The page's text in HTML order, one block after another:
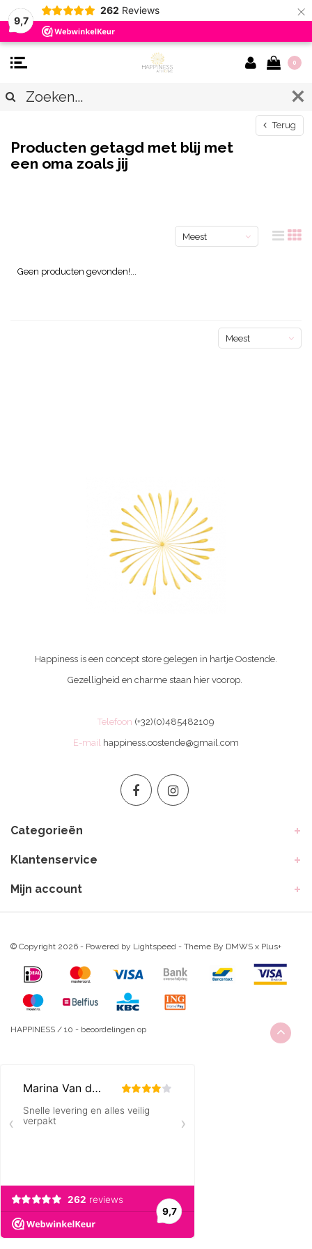
9,7
262 Reviews ×
0
Terug
Producten getagd met blij met
een oma zoals jij
Meest
Geen producten gevonden!...
Meest
Happiness is een concept store gelegen in hartje Oostende.
Gezelligheid en charme staan hier voorop.
Telefoon (+32)(0)485482109
E-mail happiness.oostende@gmail.com
Categorieën
Klantenservice
Mijn account
© Copyright 2026 - Powered by Lightspeed - Theme By DMWS x Plus+
HAPPINESS / 10 - beoordelingen op